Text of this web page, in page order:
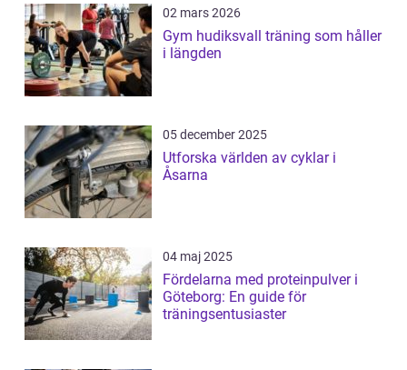
02 mars 2026
Gym hudiksvall träning som håller
i längden
05 december 2025
Utforska världen av cyklar i
Åsarna
04 maj 2025
Fördelarna med proteinpulver i
Göteborg: En guide för
träningsentusiaster